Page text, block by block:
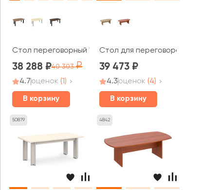
Стол переговорный 1800x1100x750 Фёст / First
38 288 40 303
4.7оценок (1)
В корзину
Стол для переговоров ПТ 153
39 473
4.3оценок (4)
В корзину
50879 4842